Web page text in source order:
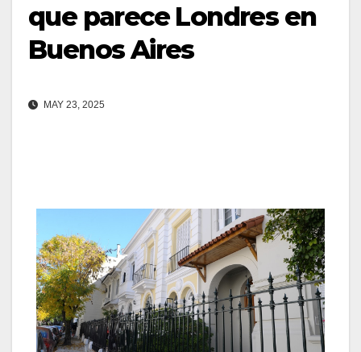
que parece Londres en
Buenos Aires
MAY 23, 2025